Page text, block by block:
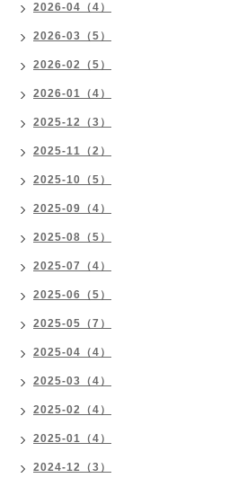
2026-04（4）
2026-03（5）
2026-02（5）
2026-01（4）
2025-12（3）
2025-11（2）
2025-10（5）
2025-09（4）
2025-08（5）
2025-07（4）
2025-06（5）
2025-05（7）
2025-04（4）
2025-03（4）
2025-02（4）
2025-01（4）
2024-12（3）